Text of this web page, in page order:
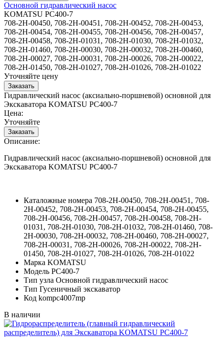
Основной гидравлический насос
KOMATSU PC400-7
708-2H-00450, 708-2H-00451, 708-2H-00452, 708-2H-00453,
708-2H-00454, 708-2H-00455, 708-2H-00456, 708-2H-00457,
708-2H-00458, 708-2H-01031, 708-2H-01030, 708-2H-01032,
708-2H-01460, 708-2H-00030, 708-2H-00032, 708-2H-00460,
708-2H-00027, 708-2H-00031, 708-2H-00026, 708-2H-00022,
708-2H-01450, 708-2H-01027, 708-2H-01026, 708-2H-01022
Уточняйте цену
Гидравлический насос (аксиально-поршневой) основной для
Экскаватора KOMATSU PC400-7
Цена:
Уточняйте
Описание:
Гидравлический насос (аксиально-поршневой) основной для
Экскаватора KOMATSU PC400-7
Каталожные номера 708-2H-00450, 708-2H-00451, 708-
2H-00452, 708-2H-00453, 708-2H-00454, 708-2H-00455,
708-2H-00456, 708-2H-00457, 708-2H-00458, 708-2H-
01031, 708-2H-01030, 708-2H-01032, 708-2H-01460, 708-
2H-00030, 708-2H-00032, 708-2H-00460, 708-2H-00027,
708-2H-00031, 708-2H-00026, 708-2H-00022, 708-2H-
01450, 708-2H-01027, 708-2H-01026, 708-2H-01022
Марка KOMATSU
Модель PC400-7
Тип узла Основной гидравлический насос
Тип Гусеничный экскаватор
Код kompc4007mp
В наличии